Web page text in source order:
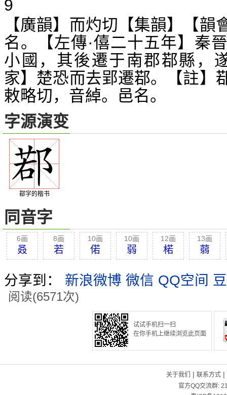
9
【廣韻】而灼切【集韻】【韻
名。【左傳·僖二十五年】秦
小國，其後遷于南郡鄀縣，
家】楚恐而去郢遷鄀。【註
敕略切，音綽。邑名。
字源演变
鄀字的楷书
同音字
6画
叒
8画
若
10画
偌
10画
弱
12画
楉
13画
蒻
分享到： 新浪微博 微信 QQ空间
阅读(6571次)
试试手机扫一扫
在你手机上继续浏览此页面
关于我们 | 联系方式|
官方QQ交流群: